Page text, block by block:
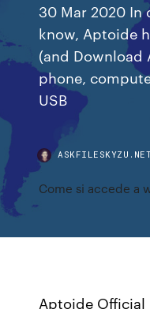
30 Mar 2020 In
know, Aptoide
(and Download
phone,
USB
Come si accede a
Aptoide Official